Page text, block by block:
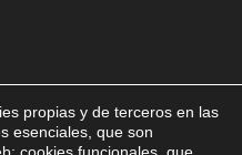
propias y de terceros en las
esenciales, que son